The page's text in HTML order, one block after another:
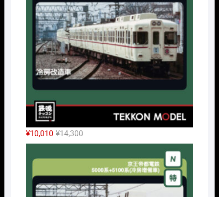
¥32,450
で
し
た。
は
¥24,338
で
す。
¥14,300元
の
価
¥14,300
¥10,010
現
在
の
は